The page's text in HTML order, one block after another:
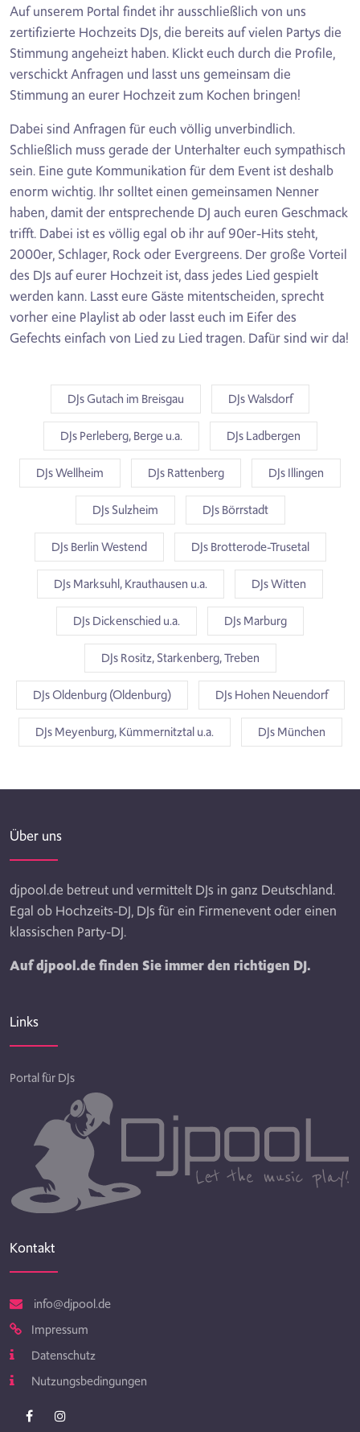
Auf unserem Portal findet ihr ausschließlich von uns
zertifizierte Hochzeits DJs, die bereits auf vielen Partys die
Stimmung angeheizt haben. Klickt euch durch die Profile,
verschickt Anfragen und lasst uns gemeinsam die
Stimmung an eurer Hochzeit zum Kochen bringen!
Dabei sind Anfragen für euch völlig unverbindlich.
Schließlich muss gerade der Unterhalter euch sympathisch
sein. Eine gute Kommunikation für dem Event ist deshalb
enorm wichtig. Ihr solltet einen gemeinsamen Nenner
haben, damit der entsprechende DJ auch euren Geschmack
trifft. Dabei ist es völlig egal ob ihr auf 90er-Hits steht,
2000er, Schlager, Rock oder Evergreens. Der große Vorteil
des DJs auf eurer Hochzeit ist, dass jedes Lied gespielt
werden kann. Lasst eure Gäste mitentscheiden, sprecht
vorher eine Playlist ab oder lasst euch im Eifer des
Gefechts einfach von Lied zu Lied tragen. Dafür sind wir da!
DJs Gutach im Breisgau DJs Walsdorf
DJs Perleberg, Berge u.a. DJs Ladbergen
DJs Wellheim DJs Rattenberg DJs Illingen
DJs Sulzheim DJs Börrstadt
DJs Berlin Westend DJs Brotterode-Trusetal
DJs Marksuhl, Krauthausen u.a. DJs Witten
DJs Dickenschied u.a. DJs Marburg
DJs Rositz, Starkenberg, Treben
DJs Oldenburg (Oldenburg) DJs Hohen Neuendorf
DJs Meyenburg, Kümmernitztal u.a. DJs München
Über uns
djpool.de betreut und vermittelt DJs in ganz Deutschland.
Egal ob Hochzeits-DJ, DJs für ein Firmenevent oder einen
klassischen Party-DJ.
Auf djpool.de finden Sie immer den richtigen DJ.
Links
Portal für DJs
Kontakt
info@djpool.de
Impressum
Datenschutz
Nutzungsbedingungen